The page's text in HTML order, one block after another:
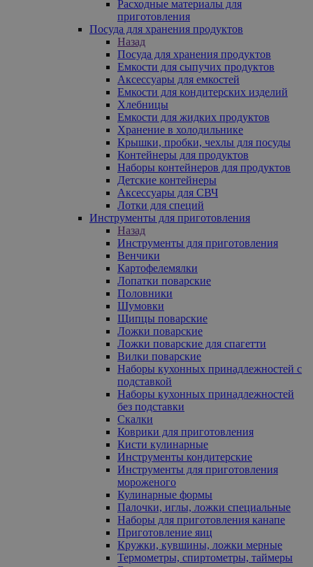
Расходные материалы для
приготовления
Посуда для хранения продуктов
Назад
Посуда для хранения продуктов
Емкости для сыпучих продуктов
Аксессуары для емкостей
Емкости для кондитерских изделий
Хлебницы
Емкости для жидких продуктов
Хранение в холодильнике
Крышки, пробки, чехлы для посуды
Контейнеры для продуктов
Наборы контейнеров для продуктов
Детские контейнеры
Аксессуары для СВЧ
Лотки для специй
Инструменты для приготовления
Назад
Инструменты для приготовления
Венчики
Картофелемялки
Лопатки поварские
Половники
Шумовки
Щипцы поварские
Ложки поварские
Ложки поварские для спагетти
Вилки поварские
Наборы кухонных принадлежностей с
подставкой
Наборы кухонных принадлежностей
без подставки
Скалки
Коврики для приготовления
Кисти кулинарные
Инструменты кондитерские
Инструменты для приготовления
мороженого
Кулинарные формы
Палочки, иглы, ложки специальные
Наборы для приготовления канапе
Приготовление яиц
Кружки, кувшины, ложки мерные
Термометры, спиртометры, таймеры